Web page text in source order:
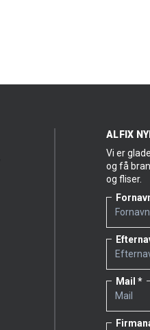
ALFIX
Vi er
og få
og fliser.
Mail